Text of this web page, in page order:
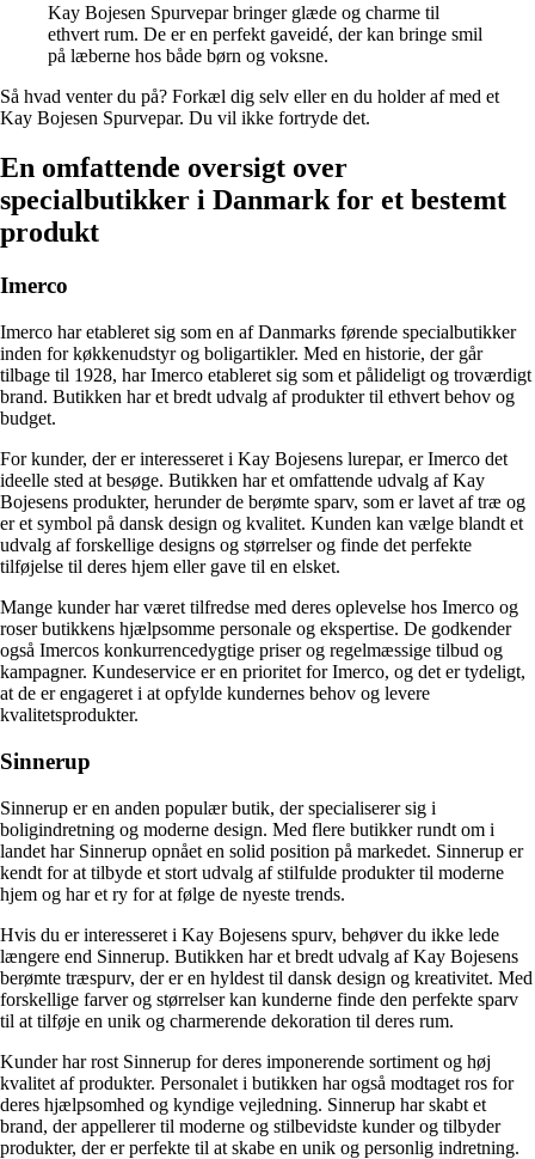
Kay Bojesen Spurvepar bringer glæde og charme til
ethvert rum. De er en perfekt gaveidé, der kan bringe smil
på læberne hos både børn og voksne.
Så hvad venter du på? Forkæl dig selv eller en du holder af med et
Kay Bojesen Spurvepar. Du vil ikke fortryde det.
En omfattende oversigt over
specialbutikker i Danmark for et bestemt
produkt
Imerco
Imerco har etableret sig som en af Danmarks førende specialbutikker
inden for køkkenudstyr og boligartikler. Med en historie, der går
tilbage til 1928, har Imerco etableret sig som et pålideligt og troværdigt
brand. Butikken har et bredt udvalg af produkter til ethvert behov og
budget.
For kunder, der er interesseret i Kay Bojesens lurepar, er Imerco det
ideelle sted at besøge. Butikken har et omfattende udvalg af Kay
Bojesens produkter, herunder de berømte sparv, som er lavet af træ og
er et symbol på dansk design og kvalitet. Kunden kan vælge blandt et
udvalg af forskellige designs og størrelser og finde det perfekte
tilføjelse til deres hjem eller gave til en elsket.
Mange kunder har været tilfredse med deres oplevelse hos Imerco og
roser butikkens hjælpsomme personale og ekspertise. De godkender
også Imercos konkurrencedygtige priser og regelmæssige tilbud og
kampagner. Kundeservice er en prioritet for Imerco, og det er tydeligt,
at de er engageret i at opfylde kundernes behov og levere
kvalitetsprodukter.
Sinnerup
Sinnerup er en anden populær butik, der specialiserer sig i
boligindretning og moderne design. Med flere butikker rundt om i
landet har Sinnerup opnået en solid position på markedet. Sinnerup er
kendt for at tilbyde et stort udvalg af stilfulde produkter til moderne
hjem og har et ry for at følge de nyeste trends.
Hvis du er interesseret i Kay Bojesens spurv, behøver du ikke lede
længere end Sinnerup. Butikken har et bredt udvalg af Kay Bojesens
berømte træspurv, der er en hyldest til dansk design og kreativitet. Med
forskellige farver og størrelser kan kunderne finde den perfekte sparv
til at tilføje en unik og charmerende dekoration til deres rum.
Kunder har rost Sinnerup for deres imponerende sortiment og høj
kvalitet af produkter. Personalet i butikken har også modtaget ros for
deres hjælpsomhed og kyndige vejledning. Sinnerup har skabt et
brand, der appellerer til moderne og stilbevidste kunder og tilbyder
produkter, der er perfekte til at skabe en unik og personlig indretning.